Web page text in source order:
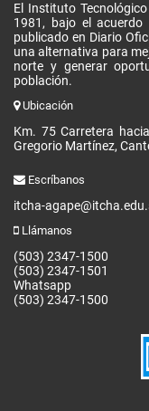
El Instituto
1981, bajo el
publicado en Diario
una alternativa para
norte y generar
población.
Ubicación
Km. 75 Carretera
Gregorio Martínez,
Escríbanos
itcha-
Llámanos
(503) 2347-1500
(503) 2347-1501
Whatsapp
(503) 2347-1500